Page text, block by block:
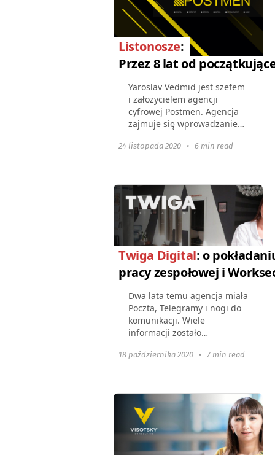
Listonosze:
Przez 8 lat od
Yaroslav Vedmid jest szefem
i założycielem agencji
cyfrowej Postmen. Agencja
zajmuje się wprowadzaniem
realizowaniem złożonych
Więcej...
24 listopada 2020 • 6 min read
Twiga Digital: o
pracy zespołowej i
Dwa lata temu agencja miała
Poczta, Telegramy i nogi do
komunikacji. Wiele
informacji zostało
telefon. Teraz jest
miejscu.
18 października 2020 • 7 min read